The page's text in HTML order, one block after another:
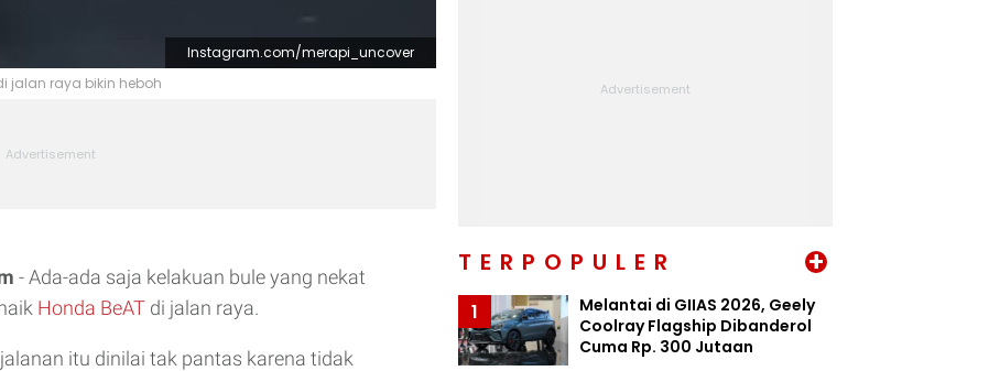
Instagram.com/merapi_uncover
jalan raya bikin heboh
- Ada-ada saja kelakuan bule yang nekat
Honda BeAT di jalan raya.
itu dinilai tak pantas karena tidak
TERPOPULER +
1
Melantai di GIIAS 2026, Geely
Coolray Flagship Dibanderol
Cuma Rp. 300 Jutaan